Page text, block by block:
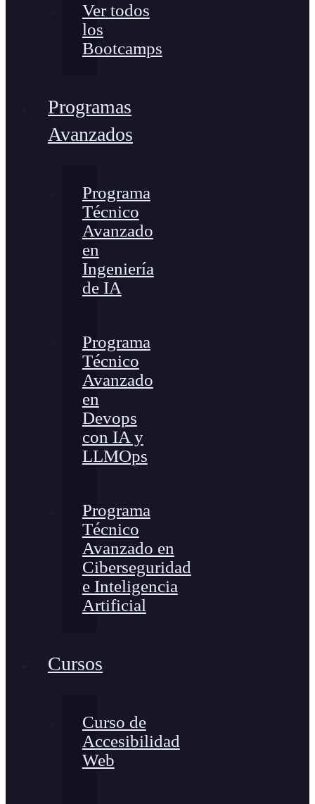
Ver todos
los
Bootcamps
Programas
Avanzados
Programa
Técnico
Avanzado
en
Ingeniería
de IA
Programa
Técnico
Avanzado
en
Devops
con IA y
LLMOps
Programa
Técnico
Avanzado en
Ciberseguridad
e Inteligencia
Artificial
Cursos
Curso de
Accesibilidad
Web